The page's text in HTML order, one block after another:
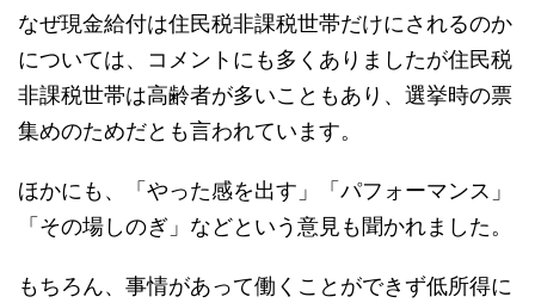
なぜ現金給付は住民税非課税世帯だけにされるのか
については、コメントにも多くありましたが住民税
非課税世帯は高齢者が多いこともあり、選挙時の票
集めのためだとも言われています。
ほかにも、「やった感を出す」「パフォーマンス」
「その場しのぎ」などという意見も聞かれました。
もちろん、事情があって働くことができず低所得に